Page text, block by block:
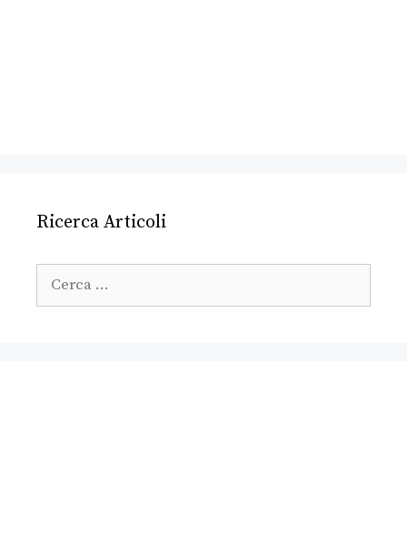
Ricerca Articoli